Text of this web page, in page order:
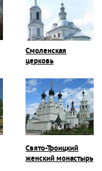
Смоленская
церковь
Свято-Троицкий
женский монастырь